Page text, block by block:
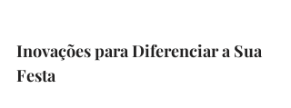
Inovações para Diferenciar a Sua
Festa